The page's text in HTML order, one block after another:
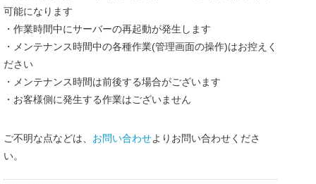
可能になります
・作業時間中にサーバーの再起動が発生します
・メンテナンス時間中の各種作業(管理画面の操作)はお控えく
ださい
・メンテナンス時間は前後する場合がございます
・お客様側に発生する作業はございません
ご不明な点などは、 お問い合わせよりお問い合わせくださ
い。